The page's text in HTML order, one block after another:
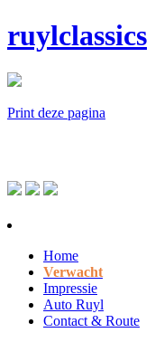
ruylclassics
Print deze pagina
Home
Verwacht
Impressie
Auto Ruyl
Contact & Route